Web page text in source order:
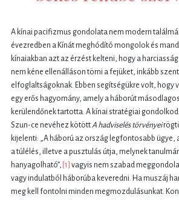
A kínai pacifizmus gondolata nem modern
évezredben a Kínát meghódító mongolok és
kínaiakban azt az érzést kelteni, hogy a
nem kéne ellenálláson törni a fejüket, inkább
elfoglaltságoknak. Ebben segítségükre volt, hogy
egy erős hagyomány, amely a háborút
kerülendőnek tartotta. A kínai stratégiai
Szun-ce nevéhez kötöttA hadviselés törvényei
kijelenti: „A háború az ország legfontosabb ügye,
a túlélés, illetve a pusztulás útja, melynek
hanyagolható”, [1] vagyis nem szabad
vagy indulatból háborúba keveredni. Ha muszáj
meg kell fontolni minden megmozdulásunkat.